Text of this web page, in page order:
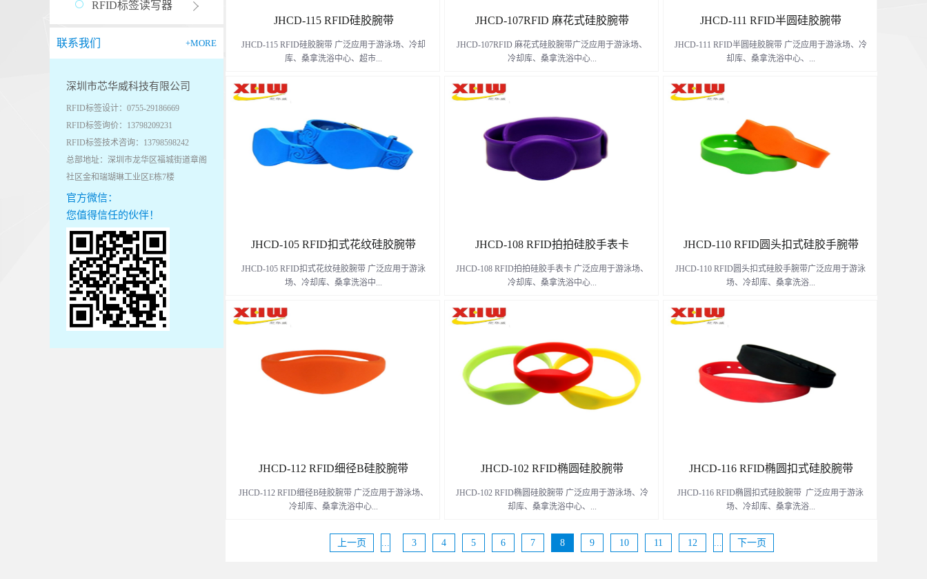
RFID标签读写器
联系我们 +MORE
深圳市芯华威科技有限公司
RFID标签设计：0755-29186669
RFID标签询价：13798209231
RFID标签技术咨询：13798598242
总部地址：深圳市龙华区福城街道章阁
社区金和瑞瑚琳工业区E栋7楼
官方微信：
您值得信任的伙伴！
JHCD-115 RFID硅胶腕带
JHCD-115 RFID硅胶腕带 广泛应用于游泳场、冷却
库、桑拿洗浴中心、超市...
、游乐园、儿童公园、防水巡检、野外作业等娱乐服
了解更多
JHCD-107RFID 麻花式硅胶腕带
JHCD-107RFID 麻花式硅胶腕带广泛应用于游泳场、
冷却库、桑拿洗浴中心...
、超市、游乐园、儿童公园、防水巡检、野外作业等
了解更多
JHCD-111 RFID半圆硅胶腕带
JHCD-111 RFID半圆硅胶腕带 广泛应用于游泳场、冷
却库、桑拿洗浴中心、...
超市、游乐园、儿童公园、防水巡检、野外作业等娱
了解更多
JHCD-105 RFID扣式花纹硅胶腕带
JHCD-105 RFID扣式花纹硅胶腕带 广泛应用于游泳
场、冷却库、桑拿洗浴中...
心、超市、游乐园、儿童公园、防水巡检、野外作业
了解更多
JHCD-108 RFID拍拍硅胶手表卡
JHCD-108 RFID拍拍硅胶手表卡 广泛应用于游泳场、
冷却库、桑拿洗浴中心...
、超市、游乐园、儿童公园、防水巡检、野外作业等
了解更多
JHCD-110 RFID圆头扣式硅胶手腕带
JHCD-110 RFID圆头扣式硅胶手腕带广泛应用于游泳
场、冷却库、桑拿洗浴...
中心、超市、游乐园、儿童公园、防水巡检、野外作
了解更多
JHCD-112 RFID细径B硅胶腕带
JHCD-112 RFID细径B硅胶腕带 广泛应用于游泳场、
冷却库、桑拿洗浴中心...
、超市、游乐园、儿童公园、防水巡检、野外作业等
JHCD-102 RFID椭圆硅胶腕带
JHCD-102 RFID椭圆硅胶腕带 广泛应用于游泳场、冷
却库、桑拿洗浴中心、...
超市、游乐园、儿童公园、防水巡检、野外作业等娱
JHCD-116 RFID椭圆扣式硅胶腕带
JHCD-116 RFID椭圆扣式硅胶腕带 广泛应用于游泳
场、冷却库、桑拿洗浴...
中心、超市、游乐园、儿童公园、防水巡检、野外作
上一页 ... 3 4 5 6 7 8 9 10 11 12 ... 下一页